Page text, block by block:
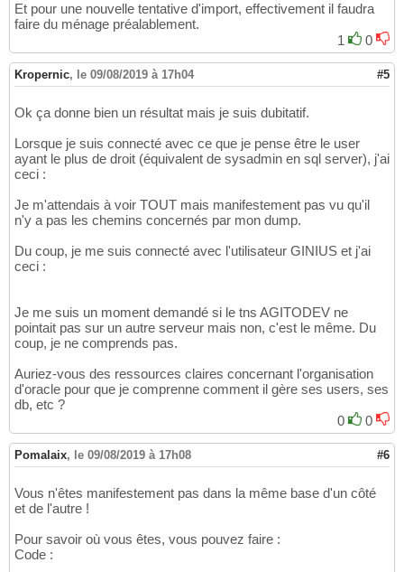
Et pour une nouvelle tentative d'import, effectivement il faudra
faire du ménage préalablement.
1
0
Kropernic, le 09/08/2019 à 17h04 #5
Ok ça donne bien un résultat mais je suis dubitatif.
Lorsque je suis connecté avec ce que je pense être le user
ayant le plus de droit (équivalent de sysadmin en sql server), j'ai
ceci :
Je m'attendais à voir TOUT mais manifestement pas vu qu'il
n'y a pas les chemins concernés par mon dump.
Du coup, je me suis connecté avec l'utilisateur GINIUS et j'ai
ceci :
Je me suis un moment demandé si le tns AGITODEV ne
pointait pas sur un autre serveur mais non, c'est le même. Du
coup, je ne comprends pas.
Auriez-vous des ressources claires concernant l'organisation
d'oracle pour que je comprenne comment il gère ses users, ses
db, etc ?
0
0
Pomalaix, le 09/08/2019 à 17h08 #6
Vous n'êtes manifestement pas dans la même base d'un côté
et de l'autre !
Pour savoir où vous êtes, vous pouvez faire :
Code :